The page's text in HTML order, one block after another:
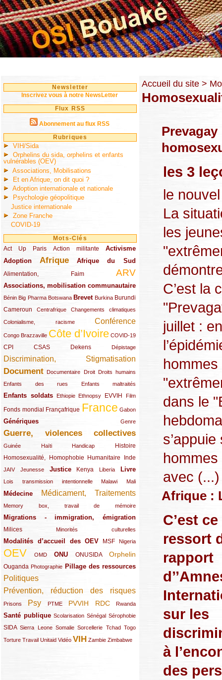
Newsletter
Inscrivez vous à notre NewsLetter
Flux RSS
Abonnement au flux RSS
Rubriques
VIH/Sida
Orphelins du sida, orphelins et enfants
vulnérables (OEV)
Associations, Mobilisations
Et en Afrique, on dit quoi ?
Adoption internationale et nationale
Psychologie géopolitique
Justice internationale
Zone Franche
COVID-19
Mots-Clés
Act Up Paris
(49/289) Action militante
(32/289) Activisme
(73/289)
Adoption
(82/289) Afrique
(161/289) Afrique du Sud
(73/289)
Alimentation, Faim
(48/289) ARV
(203/289)
Associations, mobilisation communautaire
(65/289)
Bénin
(13/289)Big Pharma
(16/289) Botswana
(9/289) Brevet
(83/289) Burkina
(18/289) Burundi
(30/289)
Cameroun
(47/289) Centrafrique
(23/289) Changements climatiques
(10/289)
Colonialisme, racisme
(19/289) Conférence
(118/289)
Congo Brazzaville
(24/289) Côte d’Ivoire
(263/289) COVID-19
(13/289)
CPI
(48/289) CSAS
(32/289) Dekens
(29/289) Dépistage
(19/289)
Discrimination, Stigmatisation
(131/289)
Document
(145/289) Documentaire
(9/289) Droit
(20/289) Droits humains
(22/289)
Enfants des rues
(21/289) Enfants maltraités
(10/289)
Enfants soldats
(68/289) Ethiopie
(12/289) Ethnopsy
(15/289) EVVIH
(55/289) Film
(22/289)
Fonds mondial
(48/289) Françafrique
(39/289) France
(289/289) Gabon
(12/289)
Génériques
(59/289) Genre
(22/289)
Guerre, violences collectives
(149/289)
Guinée
(12/289) Haïti
(15/289) Handicap
(10/289) Histoire
(49/289)
Homosexualité, Homophobie
(44/289) Humanitaire
(47/289) Inde
(34/289)
JAIV
(10/289)Jeunesse
(21/289) Justice
(65/289) Kenya
(35/289) Liberia
(25/289) Livre
(62/289)
Lois transmission intentionnelle
(24/289) Malawi
(11/289) Mali
(21/289)
Médecine
(62/289) Médicament, Traitements
(142/289)
Memory box, travail de mémoire
(11/289)
Migrations - immigration, émigration
(67/289)
Milices
(34/289) Minorités culturelles
(15/289)
Modalités d’accueil des OEV
(58/289) MSF
(54/289) Nigeria
(27/289)
OEV
(269/289) OMD
(26/289) ONU
(58/289) ONUSIDA
(44/289) Orphelin
(112/289)
Ouganda
(29/289) Photographie
(27/289) Pillage des ressources
(77/289)
Politiques
(120/289)
Prévention, réduction des risques
(131/289)
Prisons
(22/289) Psy
(119/289) PTME
(12/289) PVVIH
(111/289) RDC
(104/289) Rwanda
(23/289)
Santé publique
(59/289) Scolarisation
(9/289) Sénégal
(13/289) Sérophobie
(19/289)
SIDA
(29/289)Sierra Leone
(13/289) Somalie
(12/289) Sorcellerie
(19/289) Tchad
(10/289) Togo
(15/289)
Torture
(17/289)Travail
(21/289) Unitaid
(26/289) Vidéo
(23/289) VIH
(154/289) Zambie
(12/289) Zimbabwe
(21/289)
Accueil du site >
les 3
le
La
les
C’est la
juillet :
dans le
avec (...)
Afrique :
C’est
ressort
rapport
sur les
à
des